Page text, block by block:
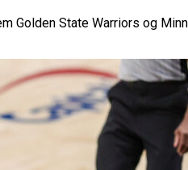
Golden State Warriors og